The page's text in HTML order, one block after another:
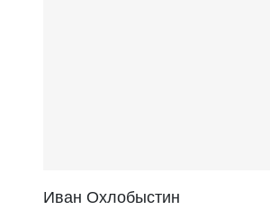
Иван Охлобыстин